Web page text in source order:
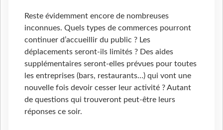
Reste évidemment encore de nombreuses
inconnues. Quels types de commerces pourront
continuer d’accueillir du public ? Les
déplacements seront-ils limités ? Des aides
supplémentaires seront-elles prévues pour toutes
les entreprises (bars, restaurants…) qui vont une
nouvelle fois devoir cesser leur activité ? Autant
de questions qui trouveront peut-être leurs
réponses ce soir.